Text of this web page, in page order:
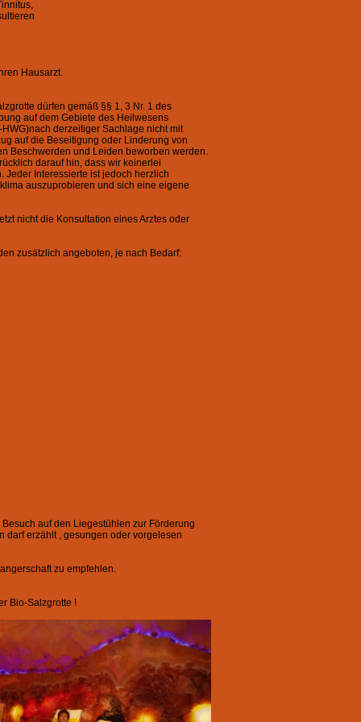
Hausarzt.
dürfen gemäß §§ 1, 3 Nr. 1 des
auf dem Gebiete des Heilwesens
derzeitiger Sachlage nicht mit
auf die Beseitigung oder Linderung von
Beschwerden und Leiden beworben werden.
darauf hin, dass wir keinerlei
Jeder Interessierte ist jedoch herzlich
auszuprobieren und sich eine eigene
nicht die Konsultation eines Arztes oder
zusätzlich angeboten, je nach Bedarf:
auf den Liegestühlen zur Förderung
darf erzählt , gesungen oder vorgelesen
zu empfehlen.
Bio-Salzgrotte !